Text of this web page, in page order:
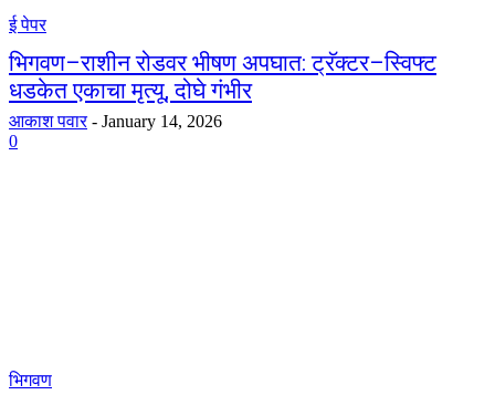
ई पेपर
भिगवण–राशीन रोडवर भीषण अपघात: ट्रॅक्टर–स्विफ्ट
धडकेत एकाचा मृत्यू, दोघे गंभीर
आकाश पवार - January 14, 2026
0
भिगवण